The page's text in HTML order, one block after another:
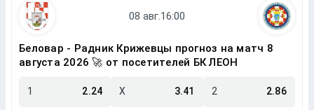
Беловар - Радник Крижевцы прогноз на матч 8
августа 2026 🚀 от посетителей БК ЛЕОН
1 2.24 X 3.41 2 2.86